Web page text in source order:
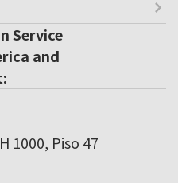
Service
and
1000, Piso 47